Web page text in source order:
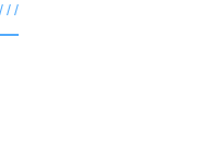
///